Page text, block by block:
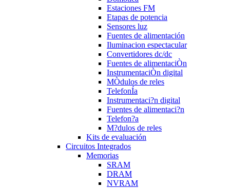
Estaciones FM
Etapas de potencia
Sensores luz
Fuentes de alimentación
Iluminacion espectacular
Convertidores dc/dc
Fuentes de alimentaciÒn
InstrumentaciÒn digital
MÒdulos de reles
TelefonÍa
Instrumentaci?n digital
Fuentes de alimentaci?n
Telefon?a
M?dulos de reles
Kits de evaluación
Circuitos Integrados
Memorias
SRAM
DRAM
NVRAM